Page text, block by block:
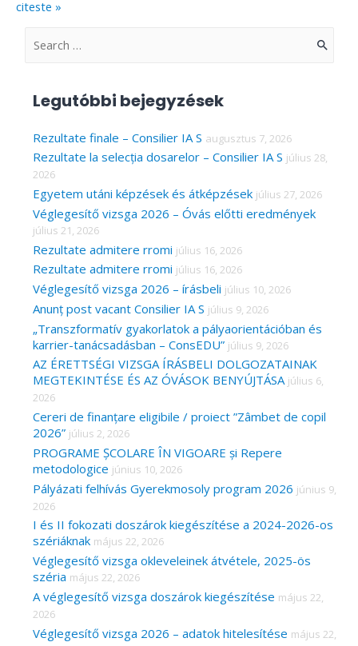
citeste »
S
c
h
f
r
:
Legutóbbi bejegyzések
Rezultate finale – Consilier IA S augusztus 7, 2026
Rezultate la selecția dosarelor – Consilier IA S július 28,
2026
Egyetem utáni képzések és átképzések július 27, 2026
Véglegesítő vizsga 2026 – Óvás előtti eredmények
július 21, 2026
Rezultate admitere rromi július 16, 2026
Rezultate admitere rromi július 16, 2026
Véglegesítő vizsga 2026 – írásbeli július 10, 2026
Anunț post vacant Consilier IA S július 9, 2026
„Transzformatív gyakorlatok a pályaorientációban és
karrier-tanácsadásban – ConsEDU” július 9, 2026
AZ ÉRETTSÉGI VIZSGA ÍRÁSBELI DOLGOZATAINAK
MEGTEKINTÉSE ÉS AZ ÓVÁSOK BENYÚJTÁSA július 6,
2026
Cereri de finanțare eligibile / proiect ”Zâmbet de copil
2026” július 2, 2026
PROGRAME ȘCOLARE ÎN VIGOARE și Repere
metodologice június 10, 2026
Pályázati felhívás Gyerekmosoly program 2026 június 9,
2026
I és II fokozati doszárok kiegészítése a 2024-2026-os
szériáknak május 22, 2026
Véglegesítő vizsga okleveleinek átvétele, 2025-ös
széria május 22, 2026
A véglegesítő vizsga doszárok kiegészítése május 22,
2026
Véglegesítő vizsga 2026 – adatok hitelesítése május 22,